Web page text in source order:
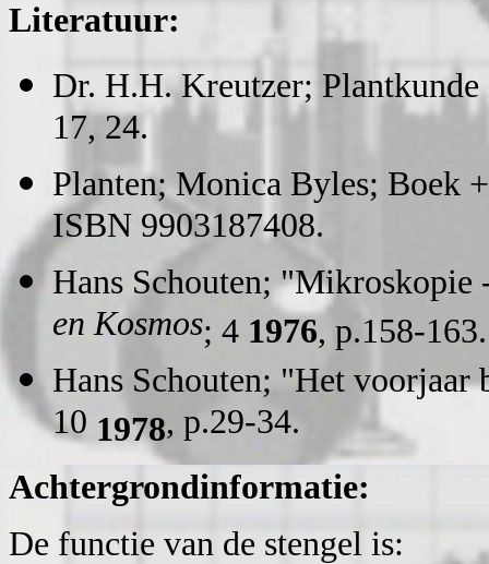
Literatuur:
Dr. H.H. Kreutzer;
17, 24.
Planten; Monica Byles; Boek
ISBN 9903187408.
Hans Schouten;
en Kosmos; 4 1976, p.158-163.
Hans Schouten; "Het
10 1978, p.29-34.
Achtergrondinformatie:
De functie van de stengel is: